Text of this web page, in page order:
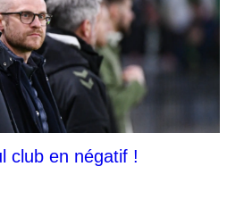
club en négatif !